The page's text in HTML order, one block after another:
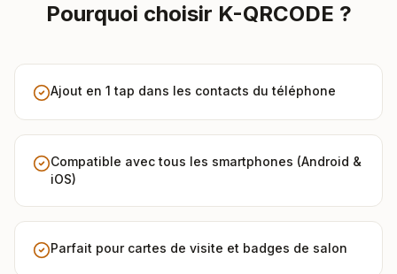
Pourquoi choisir K-QRCODE ?
Ajout en 1 tap dans les contacts du téléphone
Compatible avec tous les smartphones (Android &
iOS)
Parfait pour cartes de visite et badges de salon